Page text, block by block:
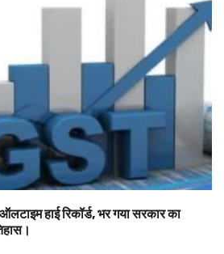
हाई रिकॉर्ड, भर गया सरकार का